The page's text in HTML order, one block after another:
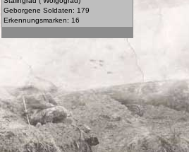
Geborgene Soldaten: 179
Erkennungsmarken: 16